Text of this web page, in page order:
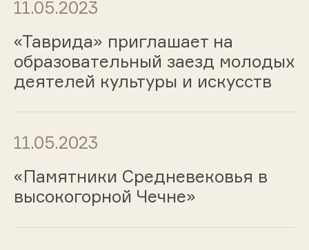
11.05.2023
«Таврида» приглашает на
образовательный заезд молодых
деятелей культуры и искусств
11.05.2023
«Памятники Средневековья в
высокогорной Чечне»